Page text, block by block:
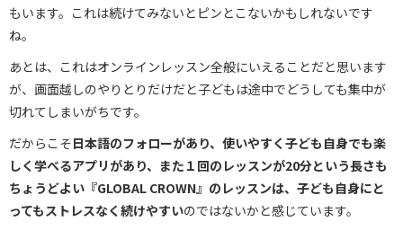
もいます。これは続けてみないとピンとこないかもしれないです
ね。
あとは、これはオンラインレッスン全般にいえることだと思います
が、画面越しのやりとりだけだと子どもは途中でどうしても集中が
切れてしまいがちです。
だからこそ日本語のフォローがあり、使いやすく子ども自身でも楽
しく学べるアプリがあり、また１回のレッスンが20分という長さも
ちょうどよい『GLOBAL CROWN』のレッスンは、子ども自身にと
ってもストレスなく続けやすいのではないかと感じています。